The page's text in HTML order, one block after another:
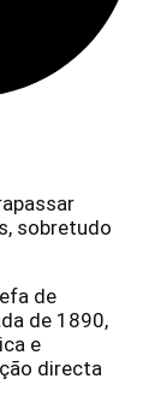
sobretudo
de
de 1890,
e
directa